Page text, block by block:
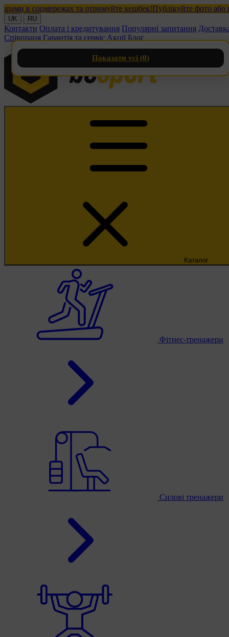
в соцмережах та отримуйте кешбек!Публікуйте фото або
UK RU
Контакти Оплата і кредитування Популярні запитання
Співпраця Гарантія та сервіс Акції Блог
Каталог
Фітнес-тренажери
Силові тренажери
Показати усі (0)